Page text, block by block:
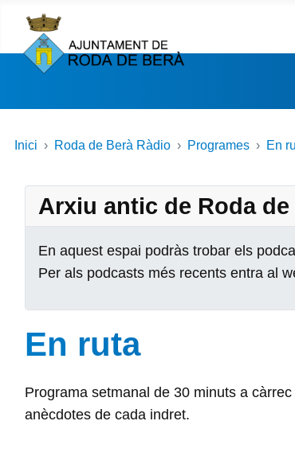
Inici Roda de Berà Ràdio Programes En
Arxiu antic de Roda de
En aquest espai podràs trobar els
Per als podcasts més recents entra al
En ruta
Programa setmanal de 30 minuts a
anècdotes de cada indret.